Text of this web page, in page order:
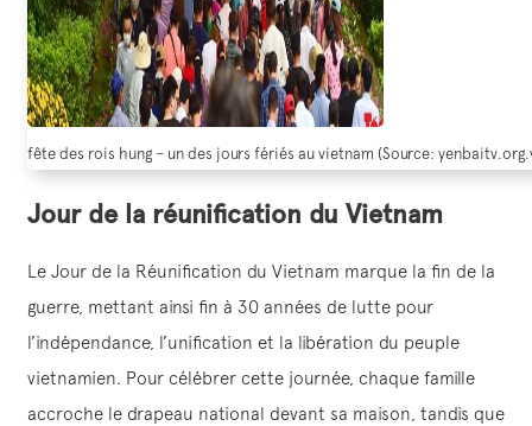
fête des rois hung – un des jours fériés au vietnam (Source:
Jour de la réunification du Vietnam
Le Jour de la Réunification du Vietnam marque la fin de la
guerre, mettant ainsi fin à 30 années de lutte pour
l’indépendance, l’unification et la libération du peuple
vietnamien. Pour célébrer cette journée, chaque famille
accroche le drapeau national devant sa maison, tandis que